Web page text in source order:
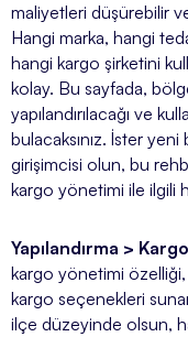
maliyetleri düşürebilir
Hangi marka, hangi
hangi kargo şirketini
kolay. Bu sayfada,
yapılandırılacağı ve
bulacaksınız. İster
girişimcisi olun, bu
kargo yönetimi ile ilgili
Yapılandırma >
kargo yönetimi
kargo seçenekleri
ilçe düzeyinde olsun,